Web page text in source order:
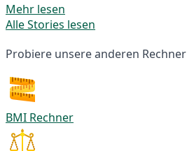
Mehr lesen
Alle Stories lesen
Probiere unsere anderen Rechner
BMI Rechner